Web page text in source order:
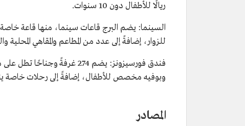
ريالًا للأطفال دون 10 سنوات.
السينما: يضم البرج قاعات سينما، منها قاعة
للزوار، إضافةً إلى عدد من المطاعم والمقاهي المحلية
فندق فورسيزونز: يضم 274
وبوفيه مخصص للأطفال، إضافةً إلى رحلات خاصة
المصادر